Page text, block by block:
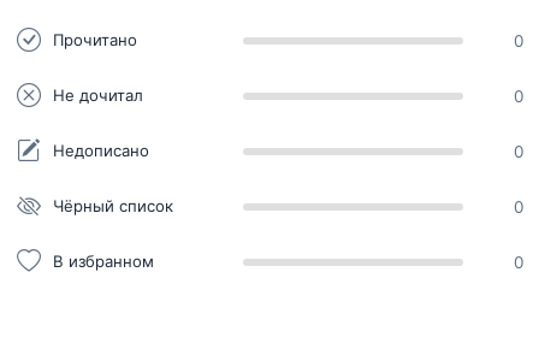
Прочитано 0
Не дочитал 0
Недописано 0
Чёрный список 0
В избранном 0